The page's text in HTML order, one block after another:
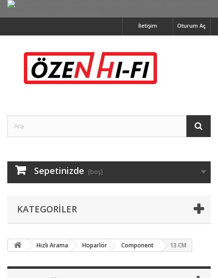
Oturum Aç
İletişim
Sepetinizde [boş]
KATEGORILER
Hızlı Arama Hoparlör Component 13 CM